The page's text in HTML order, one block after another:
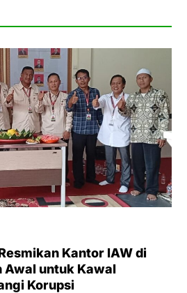
Kantor IAW di
Awal untuk Kawal
Korupsi